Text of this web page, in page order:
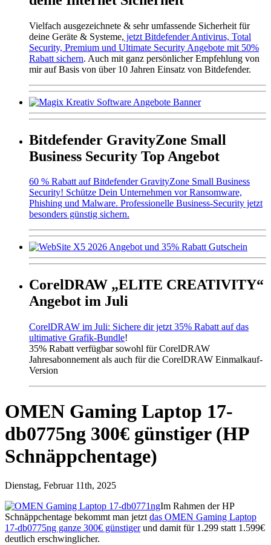
Vielfach ausgezeichnete & sehr umfassende Sicherheit für
deine Geräte & Systeme, jetzt Bitdefender Antivirus, Total
Security, Premium und Ultimate Security Angebote mit 50%
Rabatt sichern. Auch mit ganz persönlicher Empfehlung von
mir auf Basis von über 10 Jahren Einsatz von Bitdefender.
Bitdefender GravityZone Small
Business Security Top Angebot
60 % Rabatt auf Bitdefender GravityZone Small Business
Security! Schütze Dein Unternehmen vor Ransomware,
Phishing und Malware. Professionelle Business-Security jetzt
besonders günstig sichern.
CorelDRAW „ELITE CREATIVITY“
Angebot im Juli
CorelDRAW im Juli: Sichere dir jetzt 35% Rabatt auf das
ultimative Grafik-Bundle!
35% Rabatt verfügbar sowohl für CorelDRAW
Jahresabonnement als auch für die CorelDRAW Einmalkauf-
Version
OMEN Gaming Laptop 17-
db0775ng 300€ günstiger (HP
Schnäppchentage)
Dienstag, Februar 11th, 2025
Im Rahmen der HP
Schnäppchentage bekommt man jetzt das OMEN Gaming Laptop
17-db0775ng ganze 300€ günstigerund damit für 1.299 statt 1.599€
deutlich erschwinglicher.